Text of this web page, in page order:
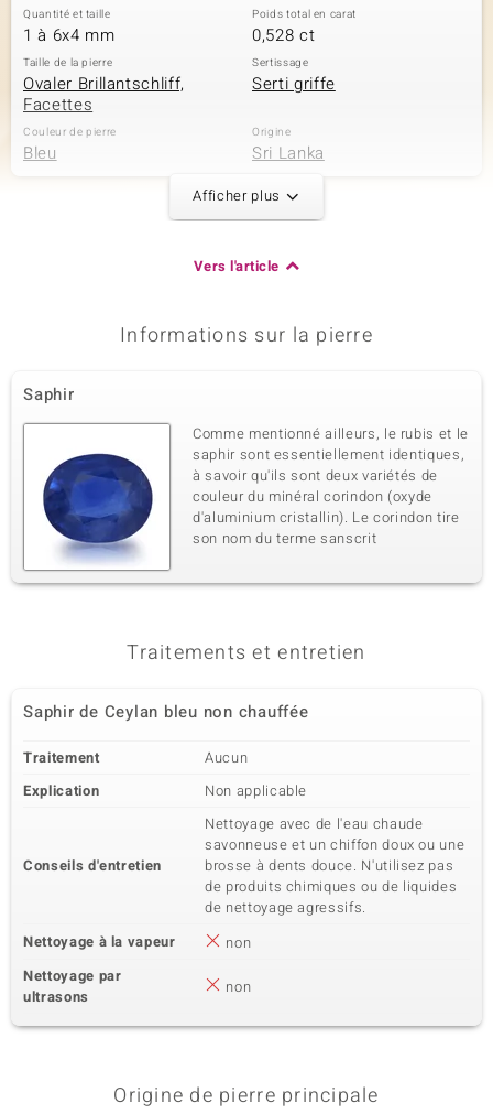
Quantité et taille
1 à 6x4 mm
Poids total en carat
0,528 ct
Taille de la pierre
Ovaler Brillantschliff,
Facettes
Sertissage
Serti griffe
Couleur de pierre
Bleu
Origine
Sri Lanka
Saphir de Ceylan bleu non
1 à 4,8x3,8 mm
Goutte taille ancienne
Serti griffe
3ème pierre
Dénomination exacte
Zircon
Quantité et taille
6 à 1 mm
Poids total en carat
0,041 ct
Taille de la pierre
Sertissage Origine
Afficher plus
Vers l'article
Informations sur la pierre
Saphir
Comme mentionné ailleurs, le rubis et le
saphir sont essentiellement identiques,
à savoir qu'ils sont deux variétés de
couleur du minéral corindon (oxyde
d'aluminium cristallin). Le corindon tire
son nom du terme sanscrit
Traitements et entretien
Saphir de Ceylan bleu non chauffée
Traitement
Aucun
Explication
Non applicable
Conseils d'entretien
Nettoyage avec de l'eau chaude
savonneuse et un chiffon doux ou une
brosse à dents douce. N'utilisez pas
de produits chimiques ou de liquides
de nettoyage agressifs.
Nettoyage à la vapeur
non
Nettoyage par
ultrasons
non
Origine de pierre principale